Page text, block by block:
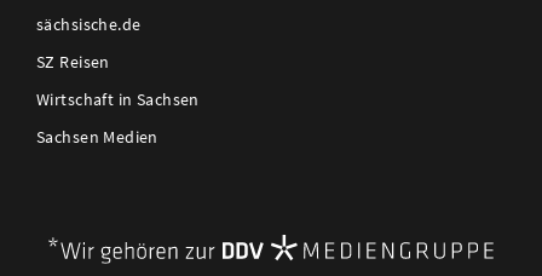
sächsische.de
SZ Reisen
Wirtschaft in Sachsen
Sachsen Medien